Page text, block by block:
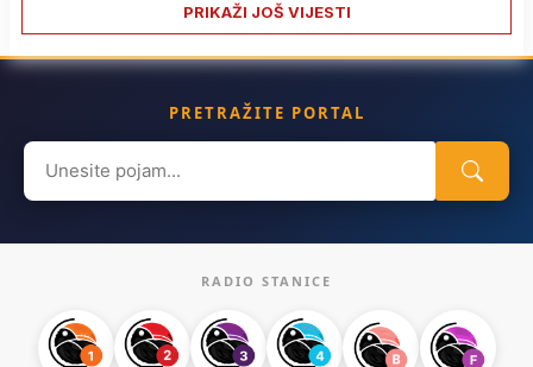
PRIKAŽI JOŠ VIJESTI
PRETRAŽITE PORTAL
Search
for:
RADIO STANICE